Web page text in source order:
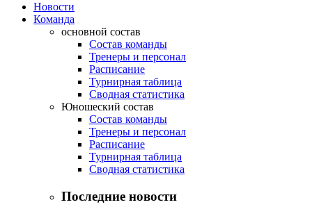
Новости
Команда
основной состав
Состав команды
Тренеры и персонал
Расписание
Турнирная таблица
Сводная статистика
Юношеский состав
Состав команды
Тренеры и персонал
Расписание
Турнирная таблица
Сводная статистика
Последние новости